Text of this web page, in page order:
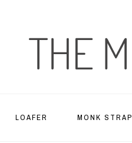
LOAFER MONK STRAP